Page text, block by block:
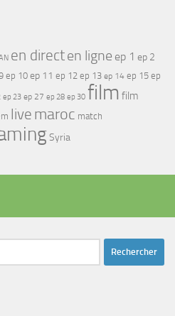
en directen ligne ep 1 ep 2
ep 10 ep 11 ep 12 ep 13 ep 14 ep 15 ep
ep 23 ep 27 ep 28 ep 30 film film
live maroc match
Syria